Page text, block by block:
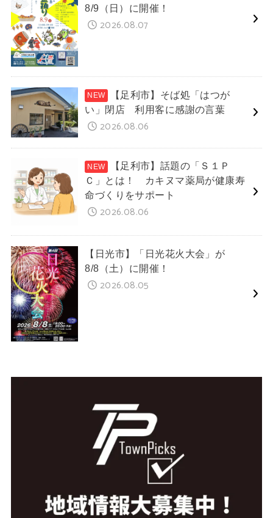
8/9（日）に開催！
2026.08.07
【足利市】そば処「はつが
い」閉店 利用客に感謝の言葉
2026.08.06
【足利市】話題の「Ｓ１Ｐ
Ｃ」とは！ カキヌマ薬局が健康寿
命づくりをサポート
2026.08.06
【日光市】「日光花火大会」が
8/8（土）に開催！
2026.08.05